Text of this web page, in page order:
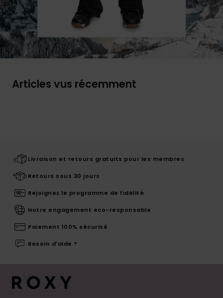
Articles vus récemment
Livraison et retours gratuits pour les membres
Retours sous 30 jours
Rejoignez le programme de fidélité
Notre engagement eco-responsable
Paiement 100% sécurisé
Besoin d'aide ?